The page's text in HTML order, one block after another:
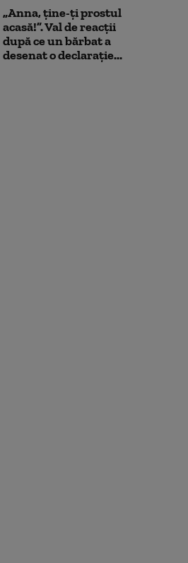
„Anna, ţine-ţi prostul
acasă!”. Val de reacții
după ce un bărbat a
desenat o declarație...